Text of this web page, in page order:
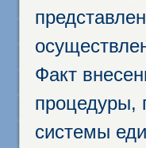
Факт
процедуры,
системы